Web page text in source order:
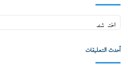
أعداد
قنّاص
أحدث التعليقات